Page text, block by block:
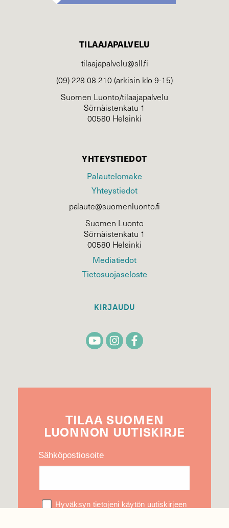
TILAAJAPALVELU
tilaajapalvelu@sll.fi
(09) 228 08 210 (arkisin klo 9-15)
Suomen Luonto/tilaajapalvelu
Sörnäistenkatu 1
00580 Helsinki
YHTEYSTIEDOT
Palautelomake
Yhteystiedot
palaute@suomenluonto.fi
Suomen Luonto
Sörnäistenkatu 1
00580 Helsinki
Mediatiedot
Tietosuojaseloste
KIRJAUDU
TILAA SUOMEN
LUONNON UUTIS­KIRJE
Sähköpostiosoite
Hyväksyn tietojeni käytön uutiskirjeen